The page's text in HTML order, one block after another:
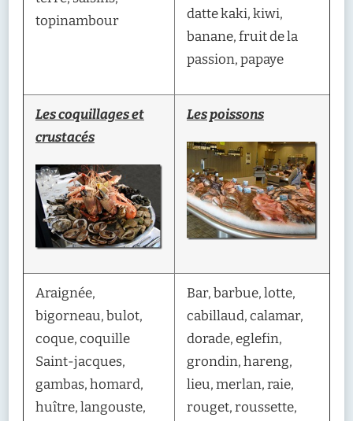
topinambour
datte kaki, kiwi,
banane, fruit de la
passion, papaye
Les coquillages et
crustacés
Les poissons
Araignée,
bigorneau, bulot,
coque, coquille
Saint-jacques,
gambas, homard,
huître, langouste,
Bar, barbue, lotte,
cabillaud, calamar,
dorade, eglefin,
grondin, hareng,
lieu, merlan, raie,
rouget, roussette,